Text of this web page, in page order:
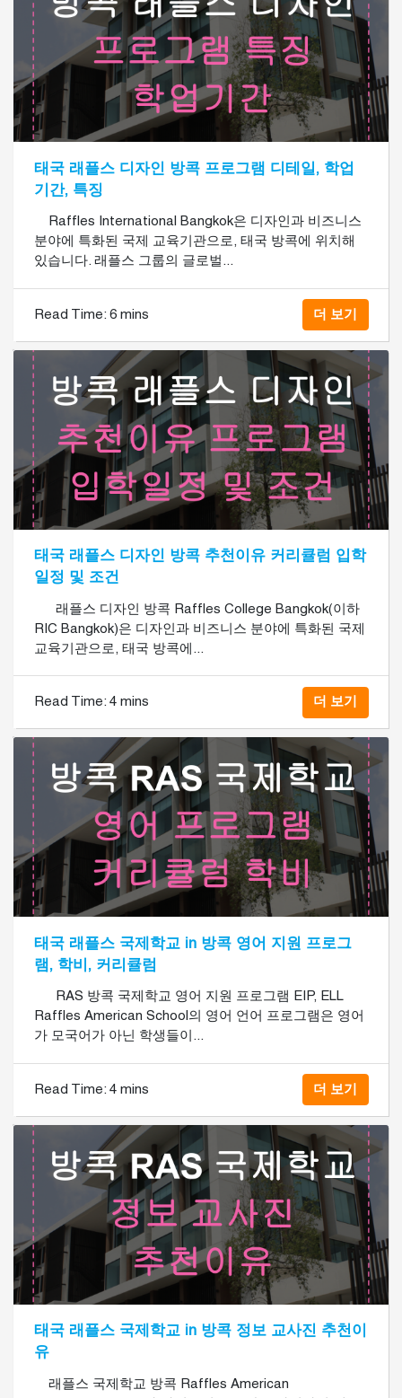
태국 래플스 디자인 방콕 프로그램 디테일, 학업
기간, 특징
Raffles International Bangkok은 디자인과 비즈니스
분야에 특화된 국제 교육기관으로, 태국 방콕에 위치해
있습니다. 래플스 그룹의 글로벌...
Read Time: 6 mins 더 보기
태국 래플스 디자인 방콕 추천이유 커리큘럼 입학
일정 및 조건
래플스 디자인 방콕 Raffles College Bangkok(이하
RIC Bangkok)은 디자인과 비즈니스 분야에 특화된 국제
교육기관으로, 태국 방콕에...
Read Time: 4 mins 더 보기
태국 래플스 국제학교 in 방콕 영어 지원 프로그
램, 학비, 커리큘럼
RAS 방콕 국제학교 영어 지원 프로그램 EIP, ELL
Raffles American School의 영어 언어 프로그램은 영어
가 모국어가 아닌 학생들이...
Read Time: 4 mins 더 보기
태국 래플스 국제학교 in 방콕 정보 교사진 추천이
유
래플스 국제학교 방콕 Raffles American